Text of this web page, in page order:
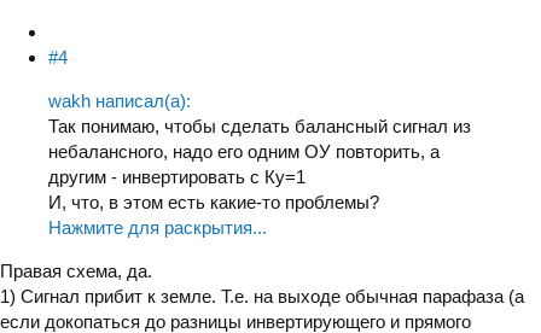
#4
wakh написал(а):
Так понимаю, чтобы сделать балансный сигнал из
небалансного, надо его одним ОУ повторить, а
другим - инвертировать с Ку=1
И, что, в этом есть какие-то проблемы?
Нажмите для раскрытия...
Правая схема, да.
1) Сигнал прибит к земле. Т.е. на выходе обычная парафаза (а
если докопаться до разницы инвертирующего и прямого